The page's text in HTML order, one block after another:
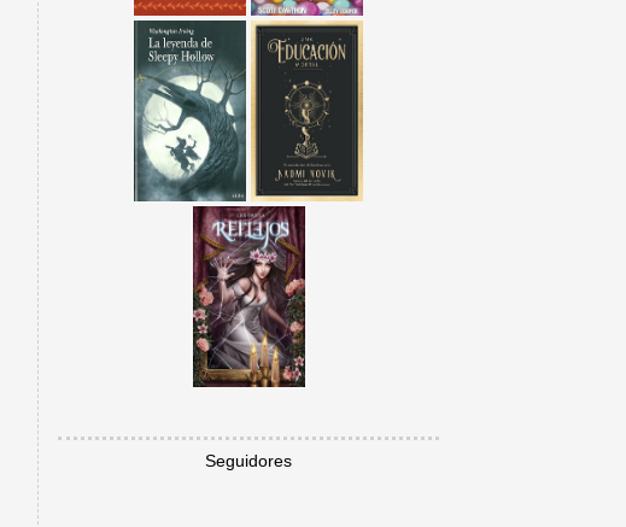
Seguidores